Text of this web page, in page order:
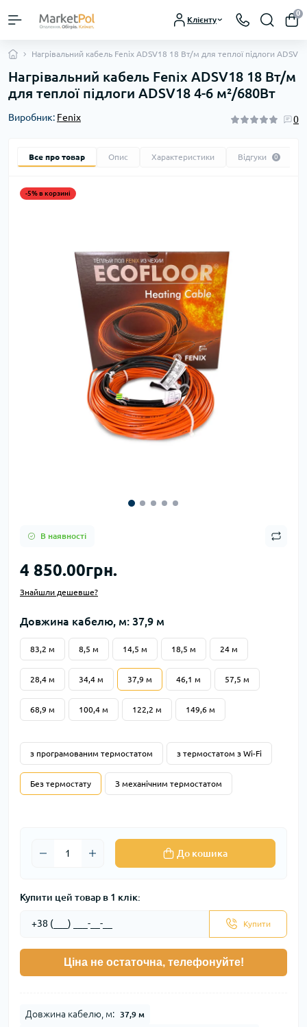
Клієнту
0
Нагрівальний кабель Fenix ADSV18 18 Вт/м для теплої підлоги
Нагрівальний кабель Fenix ADSV18 18 Вт/м
для теплої підлоги ADSV18 4-6 м²/680Вт
Виробник: Fenix 0
Все про товар Опис Характеристики Відгуки 0
-5% в корзині
В наявності
4 850.00грн.
Знайшли дешевше?
Довжина кабелю, м: 37,9 м
83,2 м 8,5 м 14,5 м 18,5 м 24 м
28,4 м 34,4 м 37,9 м 46,1 м 57,5 м
68,9 м 100,4 м 122,2 м 149,6 м
з програмованим термостатом з термостатом з Wi-Fi
Без термостату З механічним термостатом
До кошика
Купити цей товар в 1 клік:
Купити
Ціна не остаточна, телефонуйте!
Довжина кабелю, м: 37,9 м